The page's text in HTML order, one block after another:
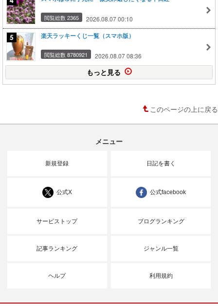
閲覧総数 2365 2026.08.07 00:10
楽天ラッキーくじ一覧（スマホ版）
閲覧総数 8780921 2026.08.07 08:36
もっと見る
このページの上に戻る
メニュー
新規登録 日記を書く
公式X 公式facebook
サービストップ ブログランキング
記事ランキング ジャンル一覧
ヘルプ 利用規約